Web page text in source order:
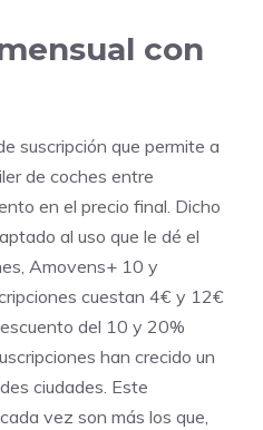
con
suscripción que permite a
de coches entre
en el precio final. Dicho
al uso que le dé el
Amovens+ 10 y
cuestan 4€ y 12€
del 10 y 20%
han crecido un
ciudades. Este
vez son más los que,